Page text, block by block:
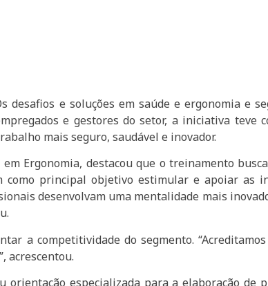
desafios e soluções em saúde e ergonomia e
e gestores do setor, a iniciativa
mais seguro, saudável e inovador.
em Ergonomia, destacou que o treinamento
como principal objetivo estimular e apoiar
desenvolvam uma mentalidade mais
a competitividade do segmento.
acrescentou.
especializada para a elaboração de